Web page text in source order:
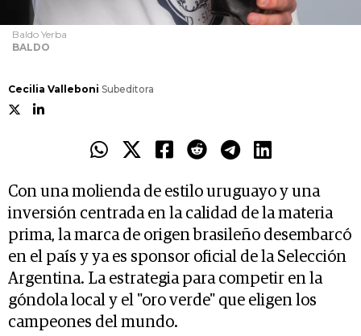
Baldo Yerba
BALDO
Cecilia Valleboni Subeditora
Con una molienda de estilo uruguayo y una
inversión centrada en la calidad de la materia
prima, la marca de origen brasileño desembarcó
en el país y ya es sponsor oficial de la Selección
Argentina. La estrategia para competir en la
góndola local y el "oro verde" que eligen los
campeones del mundo.